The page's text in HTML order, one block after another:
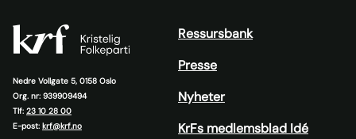
Nedre Vollgate 5, 0158 Oslo
Org. nr: 939909494
Tlf: 23 10 28 00
E-post: krf@krf.no
Ressursbank
Presse
Nyheter
KrFs medlemsblad Idé